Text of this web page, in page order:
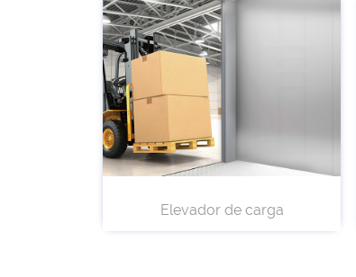
Elevador de carga